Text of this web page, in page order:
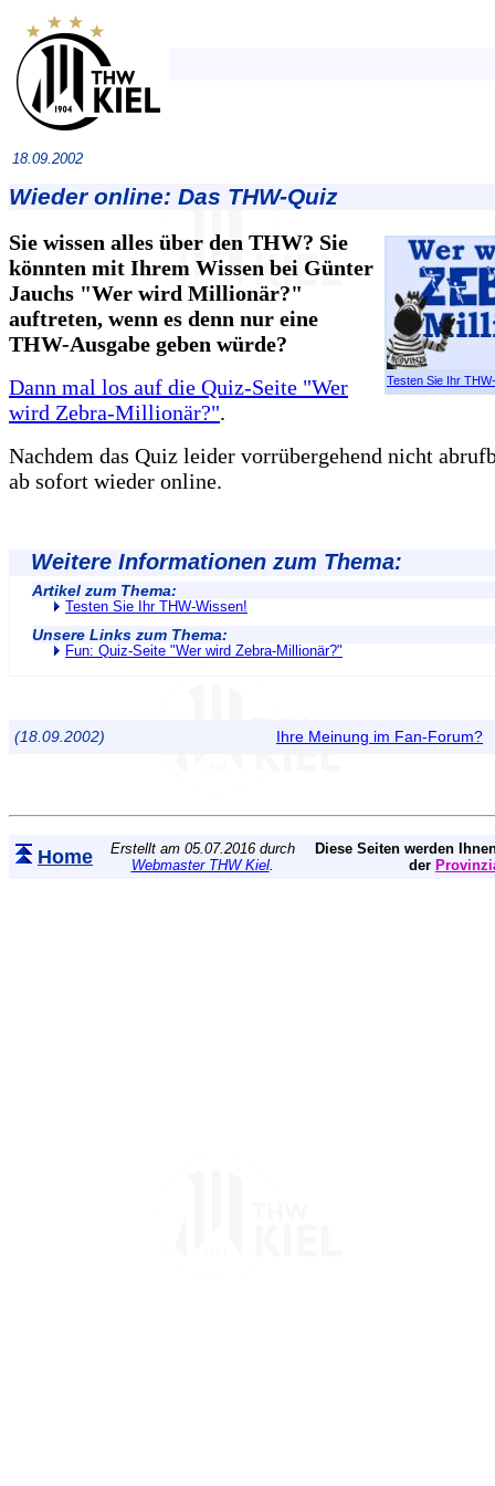
18.09.2002
Wieder online: Das THW-Quiz
Testen Sie Ihr
Sie wissen alles über den THW? Sie
könnten mit Ihrem Wissen bei Günter
Jauchs "Wer wird Millionär?"
auftreten, wenn es denn nur eine
THW-Ausgabe geben würde?
Dann mal los auf die Quiz-Seite "Wer
wird Zebra-Millionär?".
Nachdem das Quiz leider vorrübergehend nicht
ab sofort wieder online.
Weitere Informationen zum Thema:
Artikel zum Thema:
Testen Sie Ihr THW-Wissen!
Unsere Links zum Thema:
Fun: Quiz-Seite "Wer wird Zebra-Millionär?"
(18.09.2002) Ihre Meinung im Fan-Forum?
Home
Erstellt am 05.07.2016 durch
Webmaster THW Kiel.
Diese Seiten werden
der